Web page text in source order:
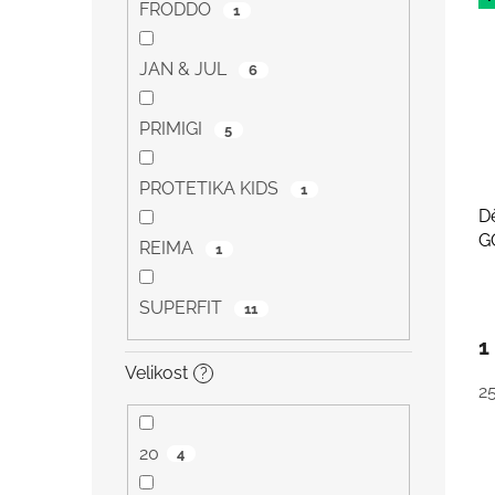
FRODDO 1
JAN & JUL 6
PRIMIGI 5
PROTETIKA KIDS 1
REIMA 1
SUPERFIT 11
Velikost ?
20 4